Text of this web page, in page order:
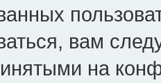
вам
на